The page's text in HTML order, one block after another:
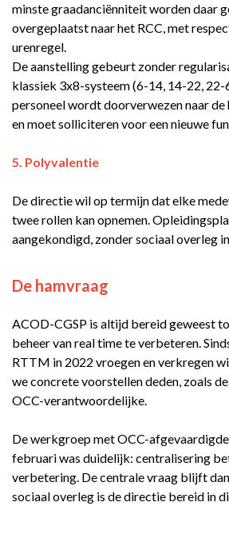
minste graadanciënniteit worden daar
overgeplaatst naar het RCC, met
urenregel.
De aanstelling gebeurt zonder
klassiek 3x8-systeem (6-14, 14-22,
personeel wordt doorverwezen naar
en moet solliciteren voor een nieuwe
5. Polyvalentie
De directie wil op termijn dat elke
twee rollen kan opnemen.
aangekondigd, zonder sociaal overleg
De hamvraag
ACOD-CGSP is altijd bereid geweest
beheer van real time te verbeteren.
RTTM in 2022 vroegen en verkregen
we concrete voorstellen deden, zoals
OCC-verantwoordelijke.
De werkgroep met OCC-
februari was duidelijk: centralisering
verbetering. De centrale vraag blijft
sociaal overleg is de directie bereid in